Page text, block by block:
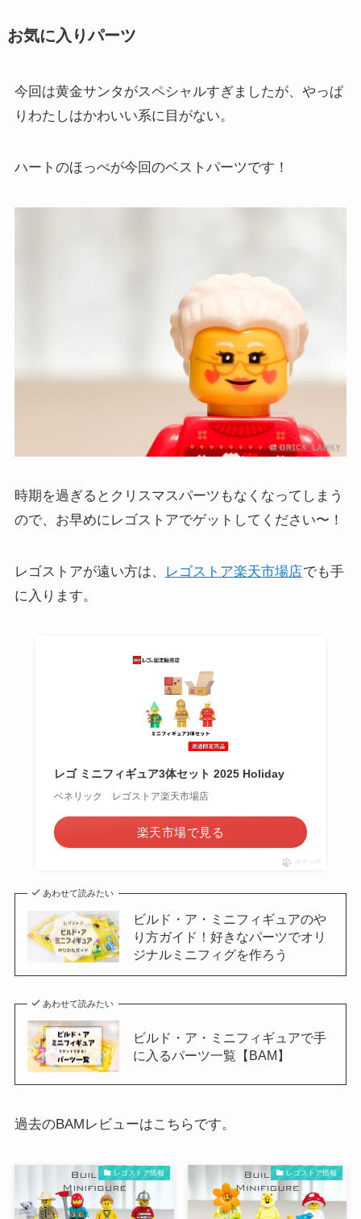
お気に入りパーツ
今回は黄金サンタがスペシャルすぎましたが、やっぱ
りわたしはかわいい系に目がない。
ハートのほっぺが今回のベストパーツです！
時期を過ぎるとクリスマスパーツもなくなってしまう
ので、お早めにレゴストアでゲットしてください〜！
レゴストアが遠い方は、 レゴストア楽天市場店でも手
に入ります。
レゴ ミニフィギュア3体セット 2025 Holiday
ベネリック レゴストア楽天市場店
楽天市場で見る
ポチップ
あわせて読みたい
ビルド・ア・ミニフィギュアのや
り方ガイド！好きなパーツでオリ
ジナルミニフィグを作ろう
あわせて読みたい
ビルド・ア・ミニフィギュアで手
に入るパーツ一覧【BAM】
過去のBAMレビューはこちらです。
レゴストア情報 レゴストア情報